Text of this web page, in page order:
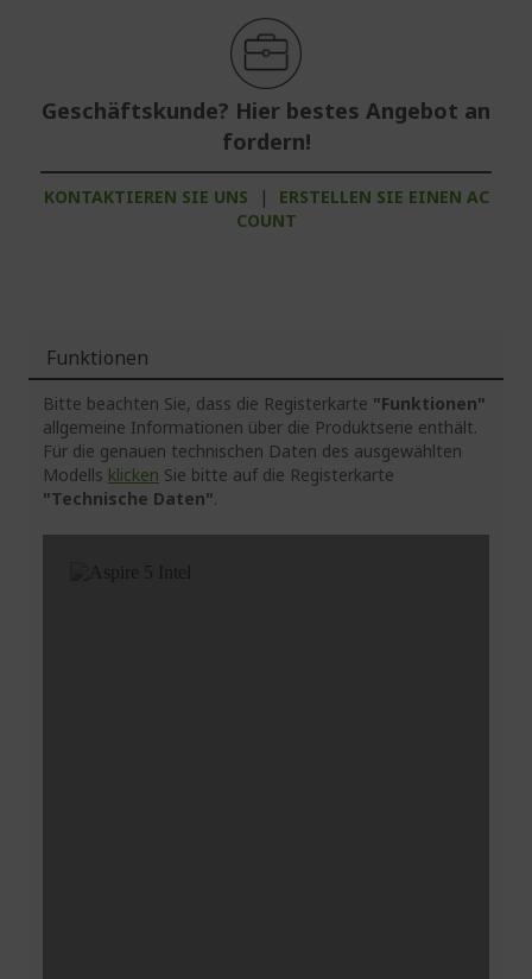
Geschäftskunde? Hier bestes Angebot an
fordern!
KONTAKTIEREN SIE UNS |
ERSTELLEN SIE EINEN AC
COUNT
Funktionen
Bitte beachten Sie, dass die Registerkarte "Funktionen"
allgemeine Informationen über die Produktserie enthält.
Für die genauen technischen Daten des ausgewählten
Modells klicken Sie bitte auf die Registerkarte
"Technische Daten".